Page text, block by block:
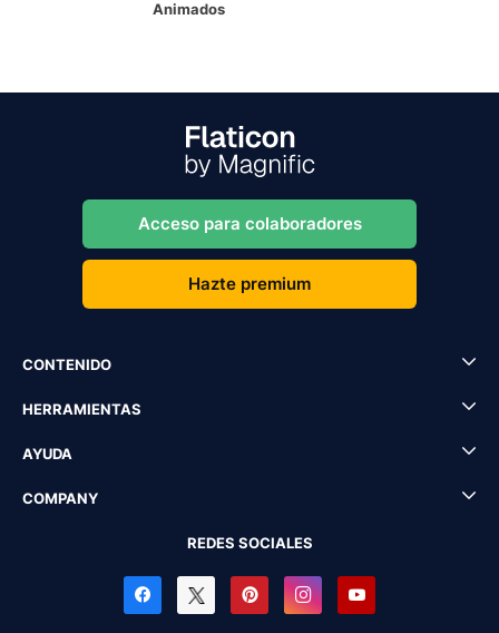
Animados
Acceso para colaboradores
Hazte premium
CONTENIDO
HERRAMIENTAS
AYUDA
COMPANY
REDES SOCIALES